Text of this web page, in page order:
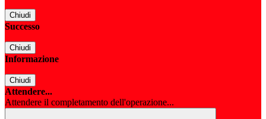
Chiudi
Successo
Chiudi
Informazione
Chiudi
Attendere...
Attendere il completamento dell'operazione...